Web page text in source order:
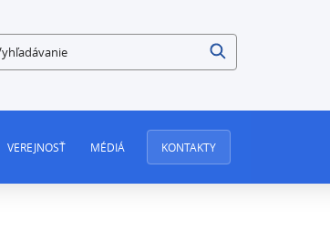
VEREJNOSŤ MÉDIÁ KONTAKTY